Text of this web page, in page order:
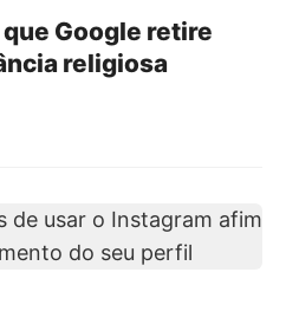
Google retire
religiosa